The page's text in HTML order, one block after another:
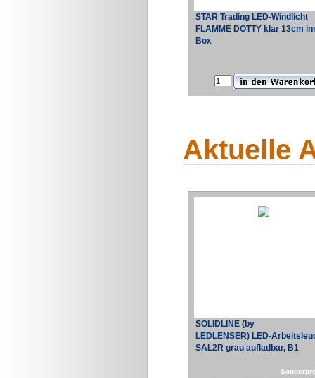
STAR Trading LED-Windlicht
FLAMME DOTTY klar 13cm
Box
Aktuelle
SOLIDLINE (by
LEDLENSER) LED-
SAL2R grau aufladbar, B1